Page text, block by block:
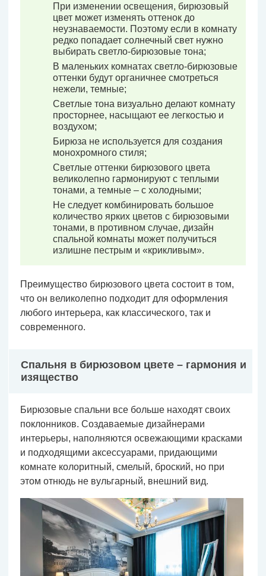
При изменении освещения, бирюзовый
цвет может изменять оттенок до
неузнаваемости. Поэтому если в комнату
редко попадает солнечный свет нужно
выбирать светло-бирюзовые тона;
В маленьких комнатах светло-бирюзовые
оттенки будут органичнее смотреться
нежели, темные;
Светлые тона визуально делают комнату
просторнее, насыщают ее легкостью и
воздухом;
Бирюза не используется для создания
монохромного стиля;
Светлые оттенки бирюзового цвета
великолепно гармонируют с теплыми
тонами, а темные – с холодными;
Не следует комбинировать большое
количество ярких цветов с бирюзовыми
тонами, в противном случае, дизайн
спальной комнаты может получиться
излишне пестрым и «крикливым».
Преимущество бирюзового цвета состоит в том,
что он великолепно подходит для оформления
любого интерьера, как классического, так и
современного.
Спальня в бирюзовом цвете – гармония и
изящество
Бирюзовые спальни все больше находят своих
поклонников. Создаваемые дизайнерами
интерьеры, наполняются освежающими красками
и подходящими аксессуарами, придающими
комнате колоритный, смелый, броский, но при
этом отнюдь не вульгарный, внешний вид.